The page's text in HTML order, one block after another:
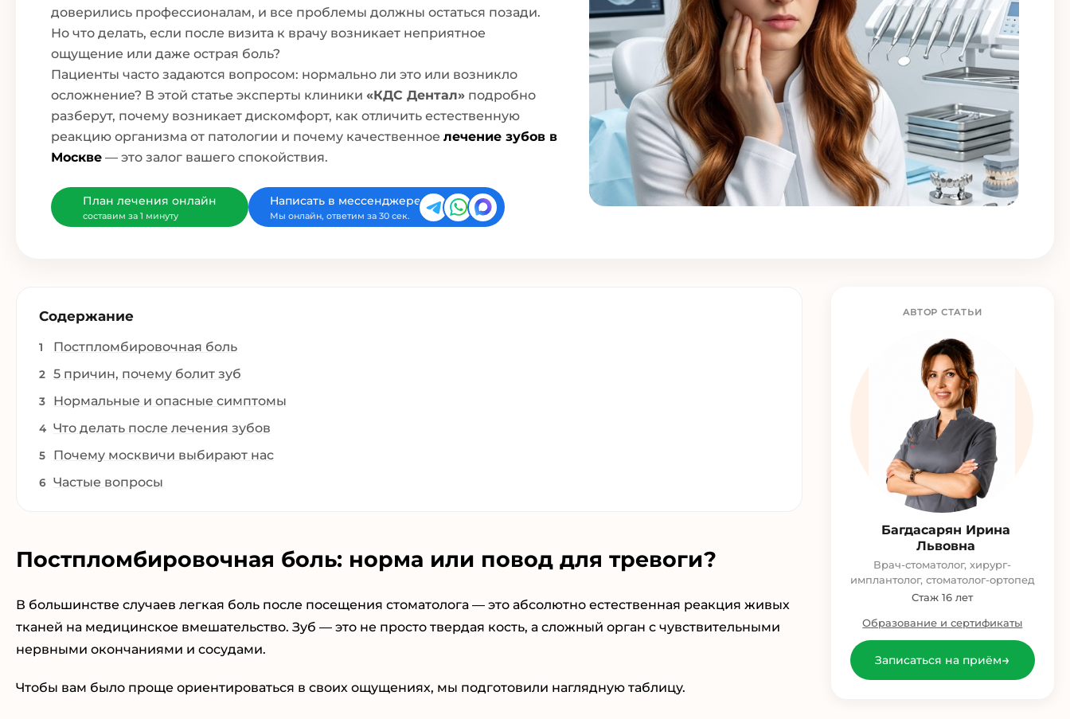
доверились профессионалам, и все проблемы должны остаться позади.
Но что делать, если после визита к врачу возникает неприятное
ощущение или даже острая боль?
Пациенты часто задаются вопросом: нормально ли это или возникло
осложнение? В этой статье эксперты клиники«КДС Дентал» подробно
разберут, почему возникает дискомфорт, как отличить естественную
реакцию организма от патологии и почему качественноелечение зубов в
Москве — это залог вашего спокойствия.
План лечения онлайн
составим за 1 минуту
Написать в мессенджере
Мы онлайн, ответим за 30 сек.
Содержание
Постпломбировочная боль
5 причин, почему болит зуб
Нормальные и опасные симптомы
Что делать после лечения зубов
Почему москвичи выбирают нас
Частые вопросы
Постпломбировочная боль: норма или повод для тревоги?
В большинстве случаев легкая боль после посещения стоматолога — это абсолютно естественная реакция живых
тканей на медицинское вмешательство. Зуб — это не просто твердая кость, а сложный орган с чувствительными
нервными окончаниями и сосудами.
Чтобы вам было проще ориентироваться в своих ощущениях, мы подготовили наглядную таблицу.
АВТОР СТАТЬИ
Багдасарян Ирина
Львовна
Врач-стоматолог, хирург-
имплантолог, стоматолог-ортопед
Стаж 16 лет
Образование и сертификаты
Записаться на приём→